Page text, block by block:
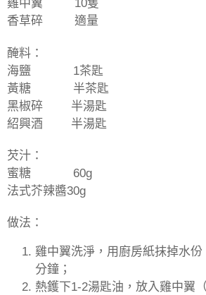
雞中翼
10隻
香草碎
適量
醃料：
海鹽
1茶匙
黃糖
半茶匙
黑椒碎
半湯匙
紹興酒
半湯匙
芡汁：
蜜糖
60g
法式芥辣醬30g
做法：
雞中翼洗淨，用廚房紙抹掉水
分鐘；
熱鑊下1-2湯匙油，放入雞中翼